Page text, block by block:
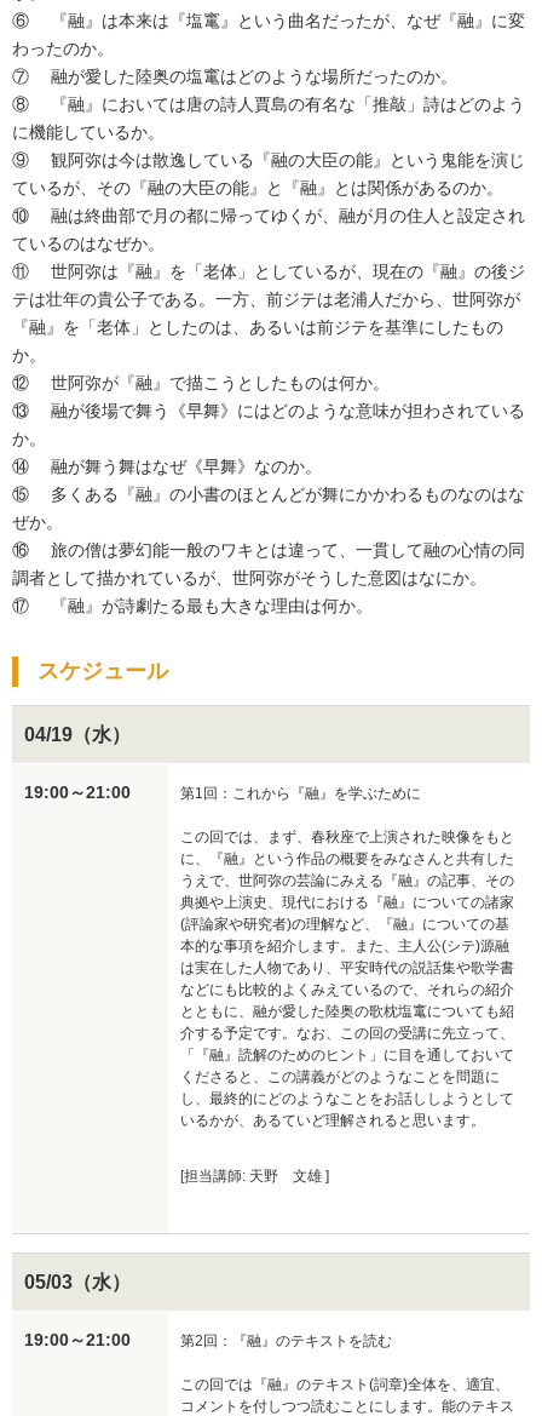
⑥	『融』は本来は『塩竃』という曲名だったが、なぜ『融』に変
わったのか。
⑦	融が愛した陸奥の塩竃はどのような場所だったのか。
⑧	『融』においては唐の詩人賈島の有名な「推敲」詩はどのよう
に機能しているか。
⑨	観阿弥は今は散逸している『融の大臣の能』という鬼能を演じ
ているが、その『融の大臣の能』と『融』とは関係があるのか。
⑩	融は終曲部で月の都に帰ってゆくが、融が月の住人と設定され
ているのはなぜか。
⑪	世阿弥は『融』を「老体」としているが、現在の『融』の後ジ
テは壮年の貴公子である。一方、前ジテは老浦人だから、世阿弥が
『融』を「老体」としたのは、あるいは前ジテを基準にしたもの
か。
⑫	世阿弥が『融』で描こうとしたものは何か。
⑬	融が後場で舞う《早舞》にはどのような意味が担わされている
か。
⑭	融が舞う舞はなぜ《早舞》なのか。
⑮	多くある『融』の小書のほとんどが舞にかかわるものなのはな
ぜか。
⑯	旅の僧は夢幻能一般のワキとは違って、一貫して融の心情の同
調者として描かれているが、世阿弥がそうした意図はなにか。
スケジュール
04/19（水）
19:00～21:00 第1回：これから『融』を学ぶために
この回では、まず、春秋座で上演された映像をもと
に、『融』という作品の概要をみなさんと共有した
うえで、世阿弥の芸論にみえる『融』の記事、その
典拠や上演史、現代における『融』についての諸家
(評論家や研究者)の理解など、『融』についての基
本的な事項を紹介します。また、主人公(シテ)源融
は実在した人物であり、平安時代の説話集や歌学書
などにも比較的よくみえているので、それらの紹介
とともに、融が愛した陸奥の歌枕塩竃についても紹
介する予定です。なお、この回の受講に先立って、
「『融』読解のためのヒント」に目を通しておいて
くださると、この講義がどのようなことを問題に
し、最終的にどのようなことをお話ししようとして
いるかが、あるていど理解されると思います。
[担当講師: 天野 文雄 ]
05/03（水）
19:00～21:00 第2回：『融』のテキストを読む
この回では『融』のテキスト(詞章)全体を、適宜、
コメントを付しつつ読むことにします。能のテキス